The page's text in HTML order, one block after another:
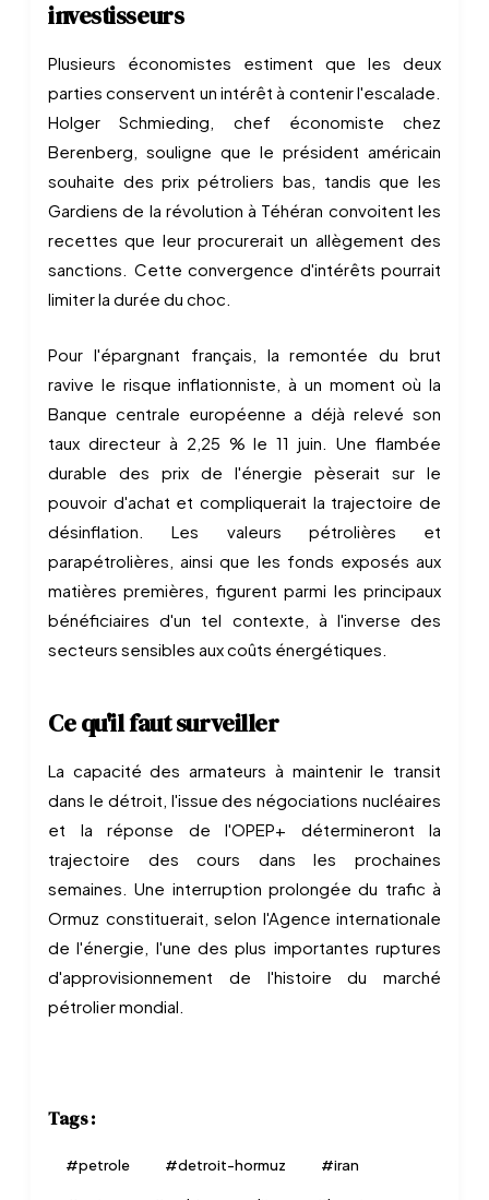
investisseurs
Plusieurs économistes estiment que les deux
parties conservent un intérêt à contenir l'escalade.
Holger Schmieding, chef économiste chez
Berenberg, souligne que le président américain
souhaite des prix pétroliers bas, tandis que les
Gardiens de la révolution à Téhéran convoitent les
recettes que leur procurerait un allègement des
sanctions. Cette convergence d'intérêts pourrait
limiter la durée du choc.
Pour l'épargnant français, la remontée du brut
ravive le risque inflationniste, à un moment où la
Banque centrale européenne a déjà relevé son
taux directeur à 2,25 % le 11 juin. Une flambée
durable des prix de l'énergie pèserait sur le
pouvoir d'achat et compliquerait la trajectoire de
désinflation. Les valeurs pétrolières et
parapétrolières, ainsi que les fonds exposés aux
matières premières, figurent parmi les principaux
bénéficiaires d'un tel contexte, à l'inverse des
secteurs sensibles aux coûts énergétiques.
Ce qu'il faut surveiller
La capacité des armateurs à maintenir le transit
dans le détroit, l'issue des négociations nucléaires
et la réponse de l'OPEP+ détermineront la
trajectoire des cours dans les prochaines
semaines. Une interruption prolongée du trafic à
Ormuz constituerait, selon l'Agence internationale
de l'énergie, l'une des plus importantes ruptures
d'approvisionnement de l'histoire du marché
pétrolier mondial.
Tags :
#petrole #detroit-hormuz #iran